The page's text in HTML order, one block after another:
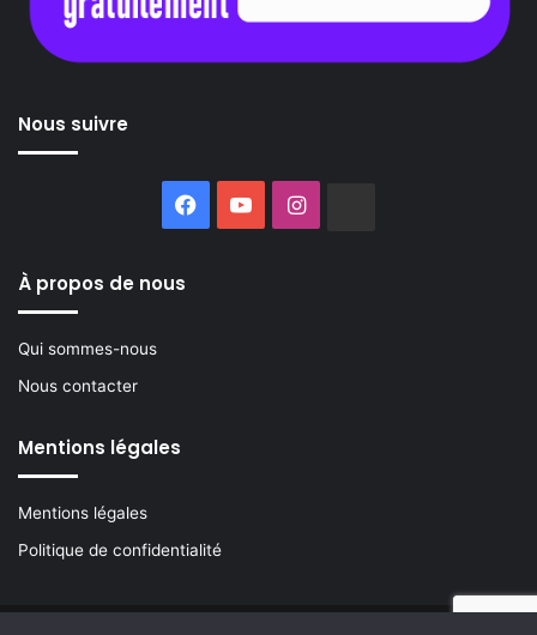
Nous suivre
Facebook
YouTubeInstagram
À propos de nous
Qui sommes-nous
Nous contacter
Mentions légales
Mentions légales
Politique de confidentialité